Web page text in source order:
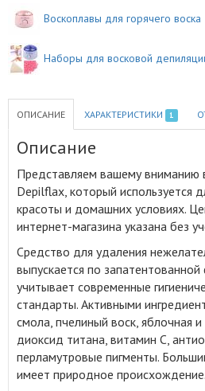
Воскоплавы для горячего воска
Наборы для восковой
ОПИСАНИЕ ХАРАКТЕРИСТИКИ 1
Описание
Представляем вашему вниманию
Depilflax, который используется
красоты и домашних условиях.
интернет-магазина указана без
Средство для удаления
выпускается по
учитывает современные
стандарты. Активными
смола, пчелиный воск, яблочная
диоксид титана, витамин C,
перламутровые пигменты.
имеет природное происхождение.